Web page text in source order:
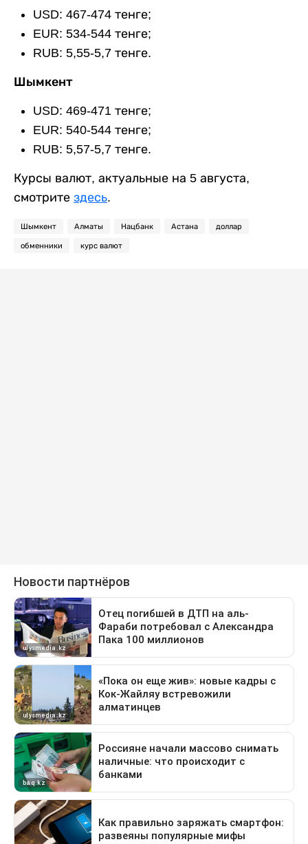
USD: 467-474 тенге;
EUR: 534-544 тенге;
RUB: 5,55-5,7 тенге.
Шымкент
USD: 469-471 тенге;
EUR: 540-544 тенге;
RUB: 5,57-5,7 тенге.
Курсы валют, актуальные на 5 августа,
смотрите здесь.
Шымкент Алматы Нацбанк Астана доллар
обменники курс валют